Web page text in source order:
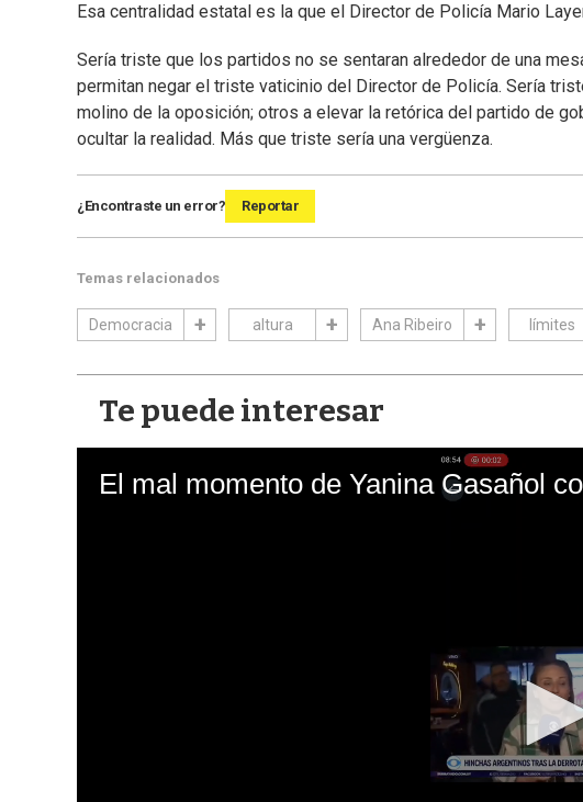
Esa centralidad estatal es la que el Director de Policía Mario
Sería triste que los partidos no se sentaran alrededor de una
permitan negar el triste vaticinio del Director de Policía. Sería
molino de la oposición; otros a elevar la retórica del partido de
ocultar la realidad. Más que triste sería una vergüenza.
¿Encontraste un error? Reportar
Temas relacionados
Democracia altura Ana Ribeiro límites
Te puede interesar